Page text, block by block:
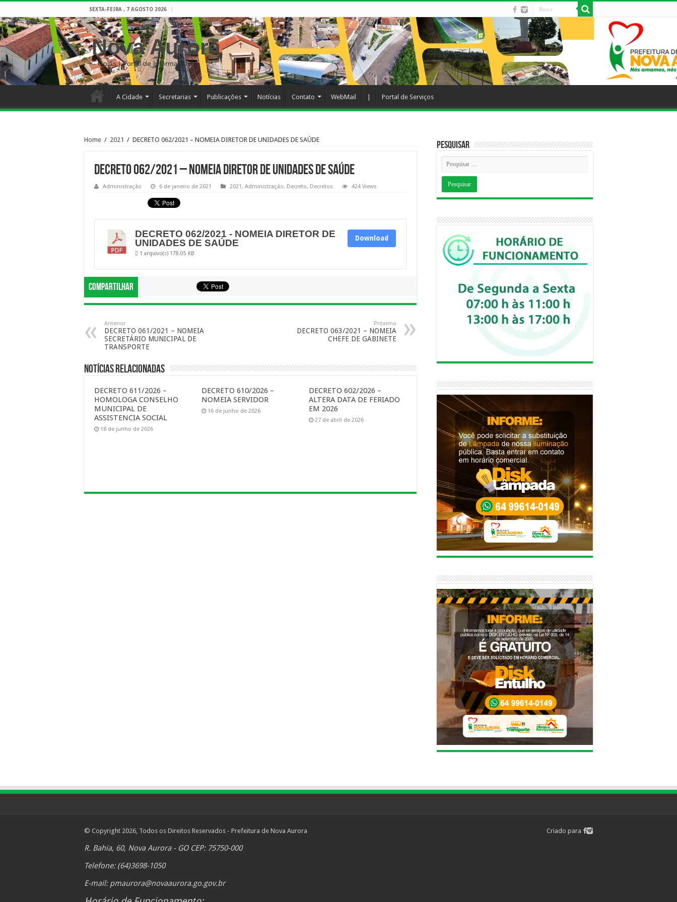
SEXTA-FEIRA , 7 AGOSTO 2026
Nova Aurora
– Goiás | Portal de Informações
A Cidade Secretarias Publicações Notícias Contato WebMail Portal de Serviços
Home / 2021 / DECRETO 062/2021 – NOMEIA DIRETOR DE UNIDADES DE SAÚDE
DECRETO 062/2021 – NOMEIA DIRETOR DE UNIDADES DE SAÚDE
Administração 6 de janeiro de 2021 2021, Administração, Decreto, Decretos 424 Views
DECRETO 062/2021 - NOMEIA DIRETOR DE
UNIDADES DE SAÚDE
1 arquivo(s) 178.05 KB
Download
Compartilhar
Anterior
DECRETO 061/2021 – NOMEIA
SECRETÁRIO MUNICIPAL DE
TRANSPORTE
Próximo
DECRETO 063/2021 – NOMEIA
CHEFE DE GABINETE
Notícias Relacionadas
DECRETO 611/2026 –
HOMOLOGA CONSELHO
MUNICIPAL DE
ASSISTENCIA SOCIAL
18 de junho de 2026
DECRETO 610/2026 –
NOMEIA SERVIDOR
16 de junho de 2026
DECRETO 602/2026 –
ALTERA DATA DE FERIADO
EM 2026
27 de abril de 2026
Pesquisar
Criado para
© Copyright 2026, Todos os Direitos Reservados - Prefeitura de Nova Aurora
R. Bahia, 60, Nova Aurora - GO CEP: 75750-000
Telefone: (64)3698-1050
E-mail: pmaurora@novaaurora.go.gov.br